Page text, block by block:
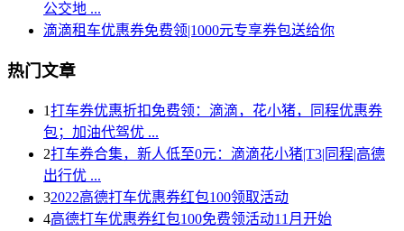
公交地 ...
滴滴租车优惠券免费领|1000元专享券包送给你
热门文章
1打车券优惠折扣免费领：滴滴，花小猪，同程优惠券
包；加油代驾优 ...
2打车券合集，新人低至0元：滴滴花小猪|T3|同程|高德
出行优 ...
32022高德打车优惠券红包100领取活动
4高德打车优惠券红包100免费领活动11月开始